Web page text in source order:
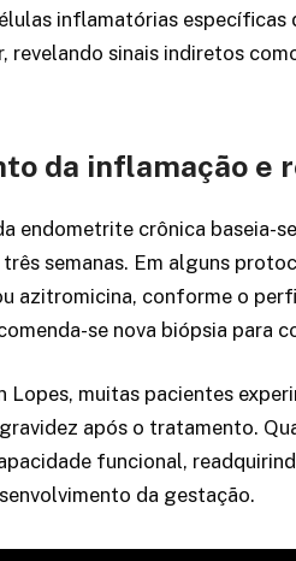
inflamatórias
revelando sinais indiretos
da inflamação e
endometrite crônica baseia-
semanas. Em alguns
azitromicina, conforme o
se nova biópsia para
Lopes, muitas pacientes
após o tratamento.
funcional,
da gestação.